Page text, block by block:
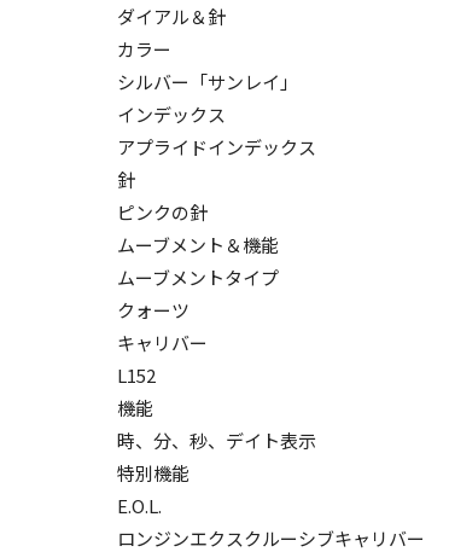
ダイアル＆針
カラー
シルバー「サンレイ」
インデックス
アプライドインデックス
針
ピンクの針
ムーブメント＆機能
ムーブメントタイプ
クォーツ
キャリバー
L152
機能
時、分、秒、デイト表示
特別機能
E.O.L.
ロンジンエクスクルーシブキャリバー